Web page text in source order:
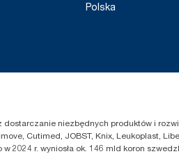
Polska
dostarczanie niezbędnych produktów i
Cutimed, JOBST, Knix, Leukoplast,
2024 r. wyniosła ok. 146 mld koron